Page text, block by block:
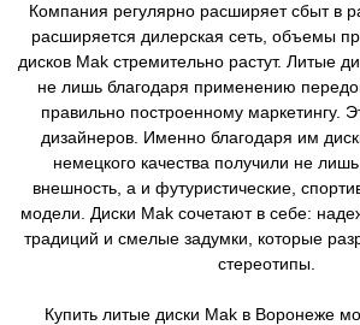
Компания регулярно расширяет сбыт в
расширяется дилерская сеть, объемы
дисков Mak стремительно растут. Литые
не лишь благодаря применению
правильно построенному маркетингу.
дизайнеров. Именно благодаря им
немецкого качества получили не
внешность, а и футуристические,
модели. Диски Mak сочетают в себе:
традиций и смелые задумки, которые
стереотипы.
Купить литые диски Mak в Воронеже